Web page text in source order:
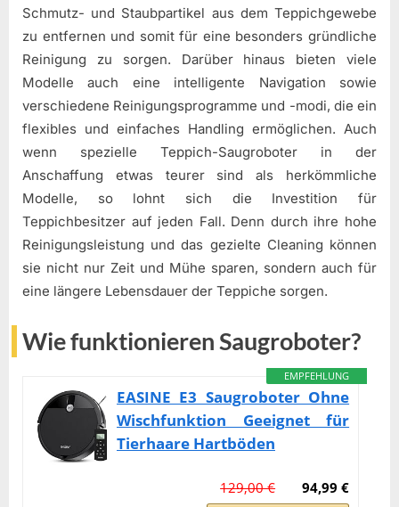
Schmutz- und Staubpartikel aus dem Teppichgewebe
zu entfernen und somit für eine besonders gründliche
Reinigung zu sorgen. Darüber hinaus bieten viele
Modelle auch eine intelligente Navigation sowie
verschiedene Reinigungsprogramme und -modi, die ein
flexibles und einfaches Handling ermöglichen. Auch
wenn spezielle Teppich-Saugroboter in der
Anschaffung etwas teurer sind als herkömmliche
Modelle, so lohnt sich die Investition für
Teppichbesitzer auf jeden Fall. Denn durch ihre hohe
Reinigungsleistung und das gezielte Cleaning können
sie nicht nur Zeit und Mühe sparen, sondern auch für
eine längere Lebensdauer der Teppiche sorgen.
Wie funktionieren Saugroboter?
EMPFEHLUNG
EASINE E3 Saugroboter Ohne
Wischfunktion Geeignet für
Tierhaare Hartböden
94,99 €
129,00 €